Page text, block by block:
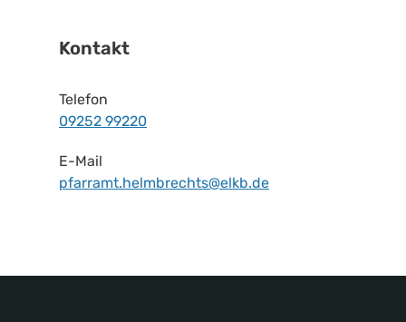
Kontakt
Telefon
09252 99220
E-Mail
pfarramt.helmbrechts@elkb.de